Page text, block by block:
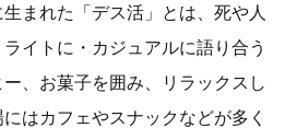
まれた「デス活」とは、死や人
イトに・カジュアルに語り合う
、お菓子を囲み、リラックスし
はカフェやスナックなどが多く